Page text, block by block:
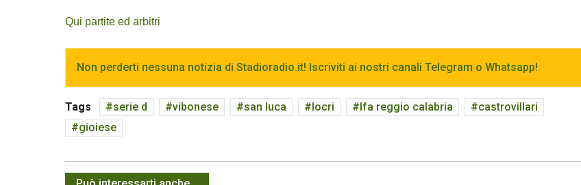
Qui partite ed arbitri
Non perderti nessuna notizia di Stadioradio.it! Iscriviti ai nostri canali Telegram o Whatsapp!
Tags serie d vibonese san luca locri lfa reggio calabria
castrovillari
gioiese